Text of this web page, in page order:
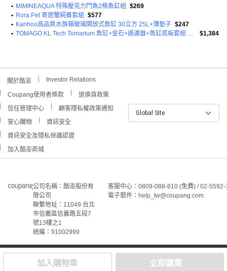
加入購物車 立即購買
• MIMINEAQUA 特殊壓克力鬥魚2格魚缸組
$269
• Rora Pet 寄居蟹飼養套組
$577
• Kanhoo高品質水族箱玻璃開放式魚缸 30立方 25L+薄墊子 $247
•
TOMAGO KL Tech Tomarium 魚缸+金石+過濾器+魚缸底板套組 VIEW30 $1,384
關於酷澎 Investor Relations
Coupang使用者條款
退換貨政策
信任管理中心
顧客隱私權政策通知
安心購物
資訊安全
資訊安全及隱私保護認證
加入酷澎商城
Global Site
公司名稱：酷澎股份有
限公司
聯繫地址：11049 台北
市信義區信義路五段7
號13樓之1
統編：91002999
客服中心：0809-088-810 (免費) / 02-
電子郵件：help_tw@coupang.com
©Coupang Taiwan Co., Ltd. 保留所有權利。
本網站上顯示的所有商標、標誌和服務標誌均為酷澎股份有
限公司和/或其在美國和其他國家/地區註冊之關聯公司之所